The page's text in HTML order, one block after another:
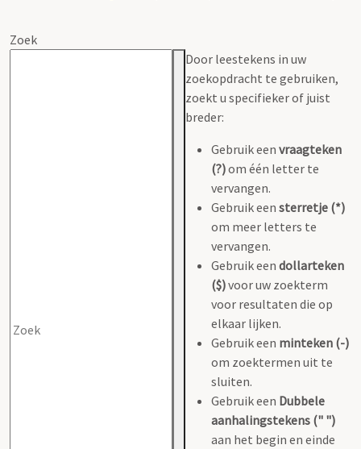
Zoek
Door leestekens in uw
zoekopdracht te gebruiken,
zoekt u specifieker of juist
breder:
Gebruik een vraagteken
(?)om één letter te
vervangen.
Gebruik een sterretje (*)
om meer letters te
vervangen.
Gebruik een dollarteken
($)voor uw zoekterm
voor resultaten die op
elkaar lijken.
Gebruik een minteken (-)
om zoektermen uit te
sluiten.
Gebruik een Dubbele
aanhalingstekens (" ")
aan het begin en einde